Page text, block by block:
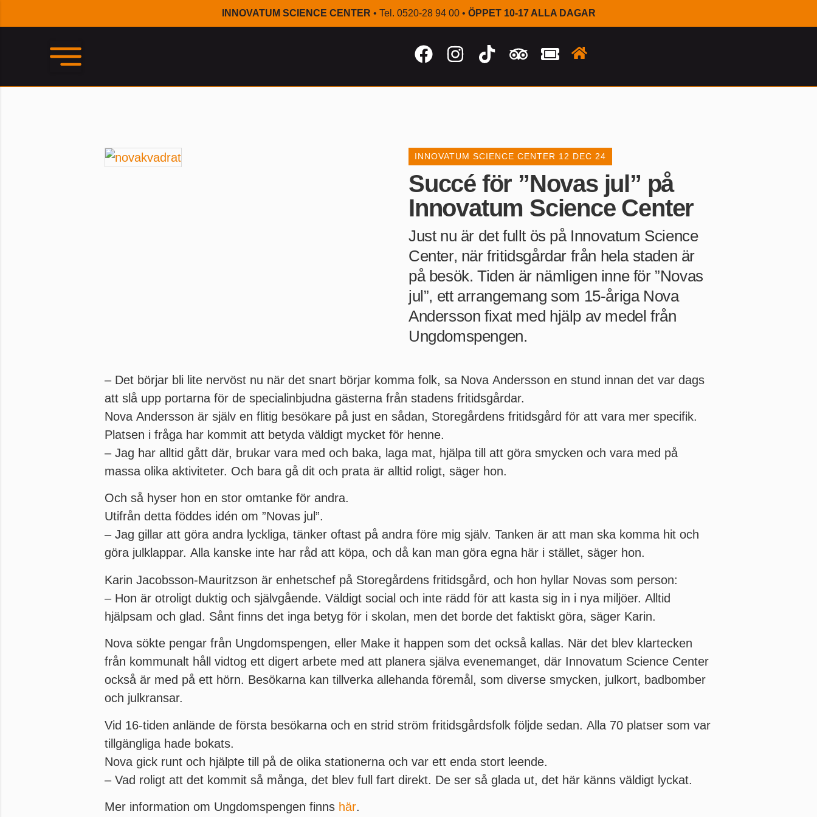
INNOVATUM SCIENCE CENTER • Tel. 0520-28 94 00 • ÖPPET 10-17 ALLA DAGAR
INNOVATUM SCIENCE CENTER 12 DEC 24
Succé för ”Novas jul” på
Innovatum Science Center
Just nu är det fullt ös på Innovatum Science
Center, när fritidsgårdar från hela staden är
på besök. Tiden är nämligen inne för ”Novas
jul”, ett arrangemang som 15-åriga Nova
Andersson fixat med hjälp av medel från
Ungdomspengen.
– Det börjar bli lite nervöst nu när det snart börjar komma folk, sa Nova Andersson en stund innan det var dags
att slå upp portarna för de specialinbjudna gästerna från stadens fritidsgårdar.
Nova Andersson är själv en flitig besökare på just en sådan, Storegårdens fritidsgård för att vara mer specifik.
Platsen i fråga har kommit att betyda väldigt mycket för henne.
– Jag har alltid gått där, brukar vara med och baka, laga mat, hjälpa till att göra smycken och vara med på
massa olika aktiviteter. Och bara gå dit och prata är alltid roligt, säger hon.
Och så hyser hon en stor omtanke för andra.
Utifrån detta föddes idén om ”Novas jul”.
– Jag gillar att göra andra lyckliga, tänker oftast på andra före mig själv. Tanken är att man ska komma hit och
göra julklappar. Alla kanske inte har råd att köpa, och då kan man göra egna här i stället, säger hon.
Karin Jacobsson-Mauritzson är enhetschef på Storegårdens fritidsgård, och hon hyllar Novas som person:
– Hon är otroligt duktig och självgående. Väldigt social och inte rädd för att kasta sig in i nya miljöer. Alltid
hjälpsam och glad. Sånt finns det inga betyg för i skolan, men det borde det faktiskt göra, säger Karin.
Nova sökte pengar från Ungdomspengen, eller Make it happen som det också kallas. När det blev klartecken
från kommunalt håll vidtog ett digert arbete med att planera själva evenemanget, där Innovatum Science Center
också är med på ett hörn. Besökarna kan tillverka allehanda föremål, som diverse smycken, julkort, badbomber
och julkransar.
Vid 16-tiden anlände de första besökarna och en strid ström fritidsgårdsfolk följde sedan. Alla 70 platser som var
tillgängliga hade bokats.
Nova gick runt och hjälpte till på de olika stationerna och var ett enda stort leende.
– Vad roligt att det kommit så många, det blev full fart direkt. De ser så glada ut, det här känns väldigt lyckat.
Mer information om Ungdomspengen finns här.